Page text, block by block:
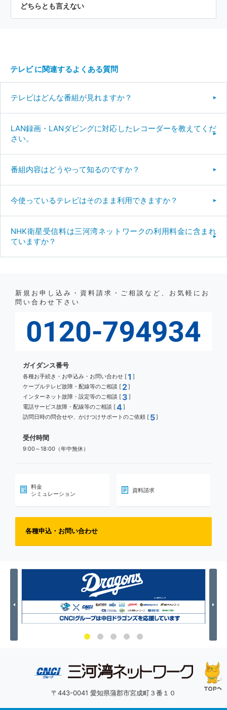
どちらとも言えない
テレビ に関連するよくある質問
テレビはどんな番組が見れますか？
LAN録画・LANダビングに対応したレコーダーを教えてくだ
さい。
番組内容はどうやって知るのですか？
今使っているテレビはそのまま利用できますか？
NHK衛星受信料は三河湾ネットワークの利用料金に含まれ
ていますか？
新規お申し込み・資料請求・ご相談など、お気軽にお
問い合わせ下さい
ガイダンス番号
各種お手続き・お申込み・お問い合わせ [1 ]
ケーブルテレビ故障・配線等のご相談 [ 2]
インターネット故障・設定等のご相談 [ 3 ]
電話サービス故障・配線等のご相談 [4]
訪問日時の問合せや、かけつけサポートのご依頼 [ 5]
受付時間
9:00～18:00（年中無休）
料金
シミュレーション
資料請求
各種申込・お問い合わせ
Previous Next
〒443-0041 愛知県蒲郡市宮成町３番１０